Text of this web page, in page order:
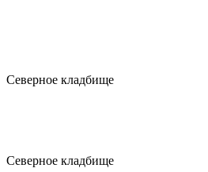
Северное кладбище
Северное кладбище